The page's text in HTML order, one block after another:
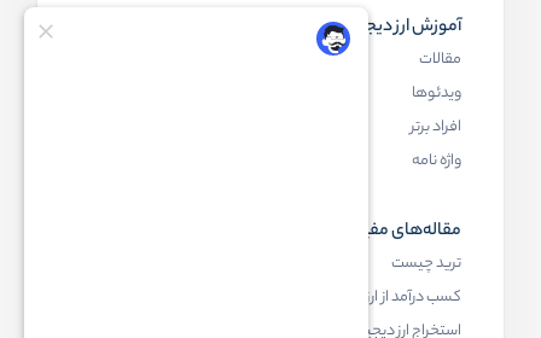
آموزش ارز دیجیتال
مقالات
ویدئوها
افراد برتر
واژه نامه
مقاله‌های مفید
ترید چیست
کسب درآمد از ارز دیجیتال
استخراج ارز دیجیتال چیست